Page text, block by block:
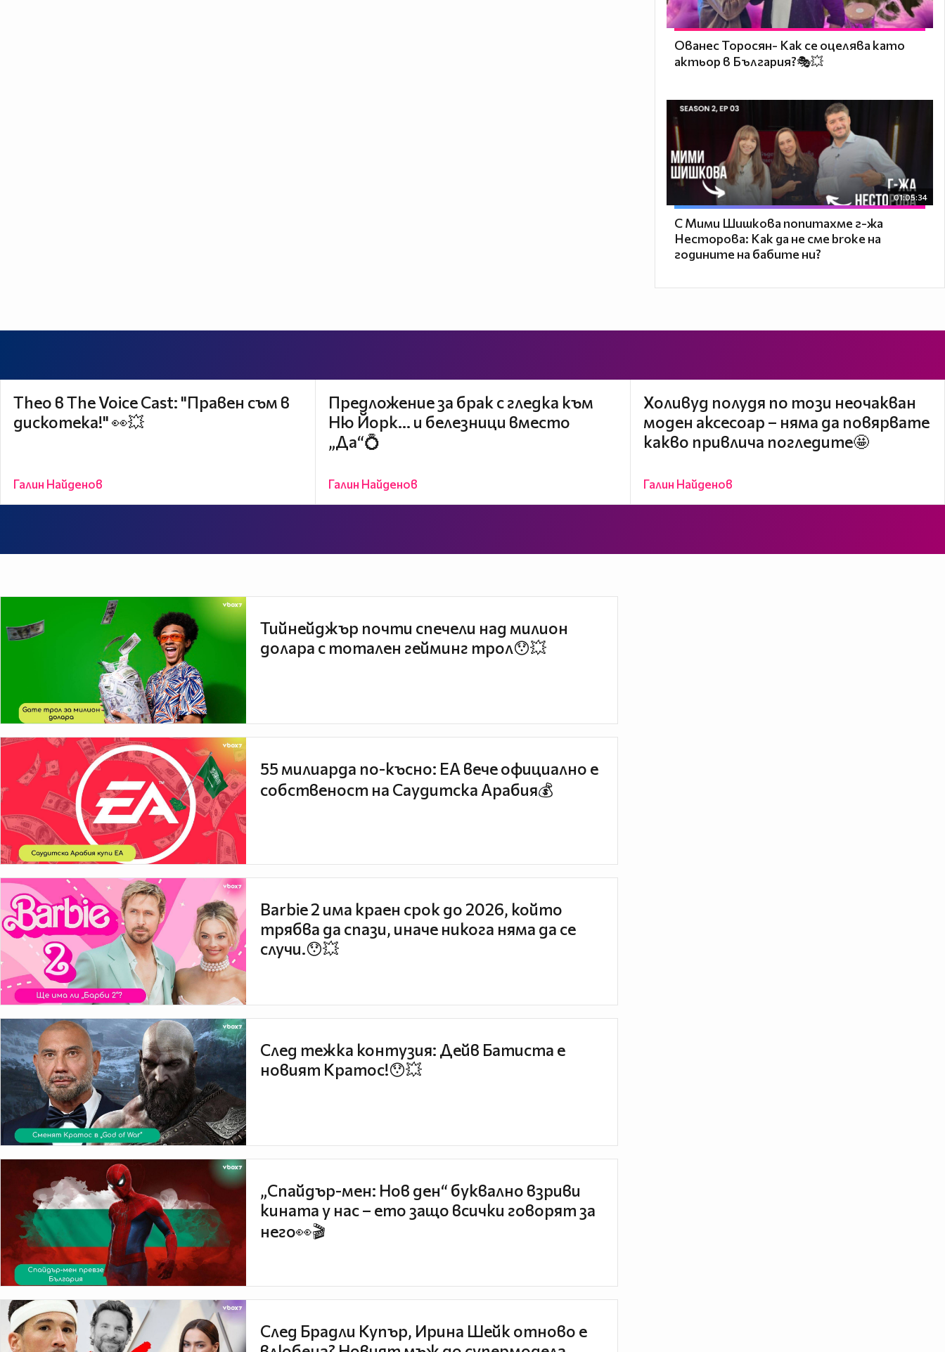
Theo в The Voice Cast: "Правен съм в
дискотека!" 👀💥
Галин Найденов
Предложение за брак с гледка към
Ню Йорк... и белезници вместо
„Да“💍
Галин Найденов
Холивуд полудя по този неочакван
моден аксесоар – няма да повярвате
какво привлича погледите🤩
Галин Найденов
Ованес Торосян- Как се оцелява като
актьор в България?🎭💥
01:05:34
С Мими Шишкова попитахме г-жа
Несторова: Как да не сме broke на
годините на бабите ни?
Тийнейджър почти спечели над милион
долара с тотален гейминг трол😯💥
55 милиарда по-късно: EA вече официално е
собственост на Саудитска Арабия💰
Barbie 2 има краен срок до 2026, който
трябва да спази, иначе никога няма да се
случи.😯💥
След тежка контузия: Дейв Батиста е
новият Кратос!😯💥
„Спайдър-мен: Нов ден“ буквално взриви
кината у нас – ето защо всички говорят за
него👀🎬
След Брадли Купър, Ирина Шейк отново е